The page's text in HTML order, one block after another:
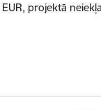
projektā